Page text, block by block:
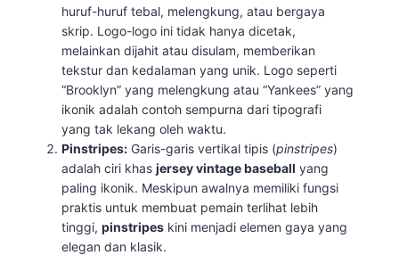
huruf-huruf tebal, melengkung, atau bergaya
skrip. Logo-logo ini tidak hanya dicetak,
melainkan dijahit atau disulam, memberikan
tekstur dan kedalaman yang unik. Logo seperti
“Brooklyn” yang melengkung atau “Yankees” yang
ikonik adalah contoh sempurna dari tipografi
yang tak lekang oleh waktu.
Pinstripes: Garis-garis vertikal tipis (pinstripes)
adalah ciri khasjersey vintage baseball yang
paling ikonik. Meskipun awalnya memiliki fungsi
praktis untuk membuat pemain terlihat lebih
tinggi,pinstripes kini menjadi elemen gaya yang
elegan dan klasik.